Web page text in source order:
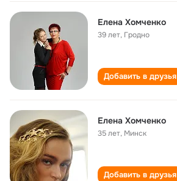
Елена Хомченко
39 лет, Гродно
Добавить в друзья
Елена Хомченко
35 лет, Минск
Добавить в друзья